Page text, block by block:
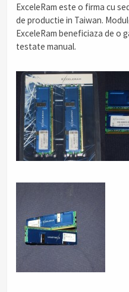
ExceleRam este o firma cu
de productie in Taiwan.
ExceleRam beneficiaza de o
testate manual.